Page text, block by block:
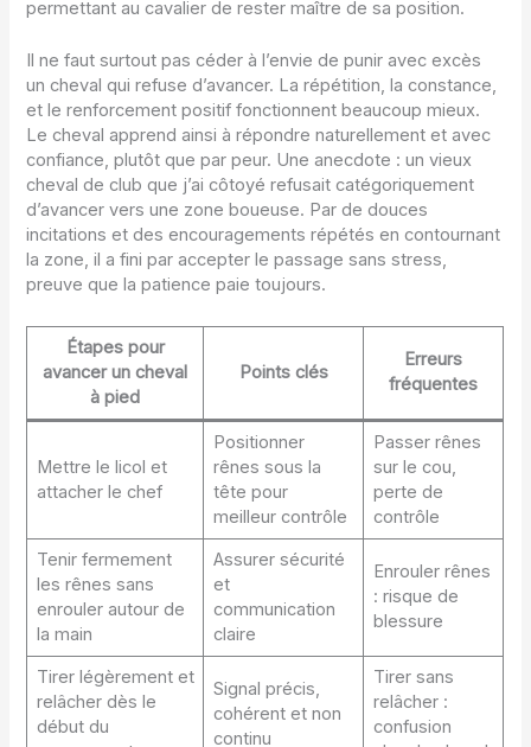
permettant au cavalier de rester maître de sa position.
Il ne faut surtout pas céder à l’envie de punir avec excès
un cheval qui refuse d’avancer. La répétition, la constance,
et le renforcement positif fonctionnent beaucoup mieux.
Le cheval apprend ainsi à répondre naturellement et avec
confiance, plutôt que par peur. Une anecdote : un vieux
cheval de club que j’ai côtoyé refusait catégoriquement
d’avancer vers une zone boueuse. Par de douces
incitations et des encouragements répétés en contournant
la zone, il a fini par accepter le passage sans stress,
preuve que la patience paie toujours.
Étapes pour
avancer un cheval
à pied
Points clés
Erreurs
fréquentes
Mettre le licol et
attacher le chef
Positionner
rênes sous la
tête pour
meilleur contrôle
Passer rênes
sur le cou,
perte de
contrôle
Tenir fermement
les rênes sans
enrouler autour de
la main
Assurer sécurité
et
communication
claire
Enrouler rênes
: risque de
blessure
Tirer légèrement et
relâcher dès le
début du
Signal précis,
cohérent et non
continu
Tirer sans
relâcher :
confusion